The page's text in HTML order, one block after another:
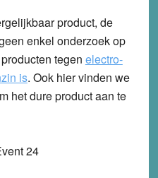
product, de
enkel onderzoek op
tegen electro-
is. Ook hier vinden we
het dure product aan te